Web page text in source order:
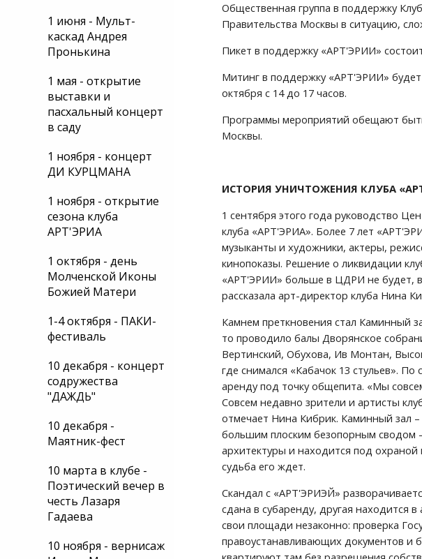
1 июня - Мульт-
каскад Андрея
Пронькина
1 мая - открытие
выставки и
пасхальный концерт
в саду
1 ноября - концерт
ДИ КУРЦМАНА
1 ноября - открытие
сезона клуба
АРТ'ЭРИА
1 октября - день
Молченской Иконы
Божией Матери
1-4 октября - ПАКИ-
фестиваль
10 декабря - концерт
содружества
"ДАЖДЬ"
10 декабря -
Маятник-фест
10 марта в клубе -
Поэтический вечер в
честь Лазаря
Гадаева
10 ноября - вернисаж
Общественная группа в поддержку
Правительства Москвы в ситуацию,
Пикет в поддержку «АРТ'ЭРИИ»
Митинг в поддержку «АРТ'ЭРИИ» будет
октября с 14 до 17 часов.
Программы мероприятий обещают
Москвы.
ИСТОРИЯ УНИЧТОЖЕНИЯ КЛУБА
1 сентября этого года руководство
клуба «АРТ'ЭРИА». Более 7 лет
музыканты и художники, актеры,
кинопоказы. Решение о ликвидации
«АРТ'ЭРИИ» больше в ЦДРИ не будет,
рассказала арт-директор клуба Нина
Камнем преткновения стал Каминный
то проводило балы Дворянское
Вертинский, Обухова, Ив Монтан,
где снимался «Кабачок 13 стульев».
аренду под точку общепита. «Мы
Совсем недавно зрители и артисты
отмечает Нина Кибрик. Каминный зал
большим плоским безопорным сводом
архитектуры и находится под
судьба его ждет.
Скандал с «АРТ'ЭРИЭЙ»
сдана в субаренду, другая
свои площади незаконно: проверка
правоустанавливающих документов и